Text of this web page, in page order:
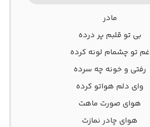
مادر
بی تو قلبم پر درده
غم تو چشمام لونه کرده
رفتی و خونه چه سرده
وای دلم هواتو کرده
هوای صورت ماهت
هوای چادر نمازت